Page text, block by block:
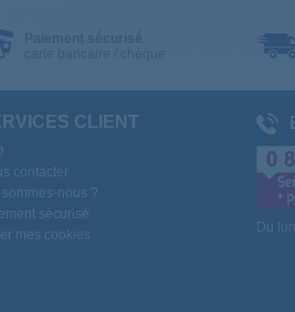
CLIENT
contacter
sommes-nous ?
sécurisé
mes cookies
Du